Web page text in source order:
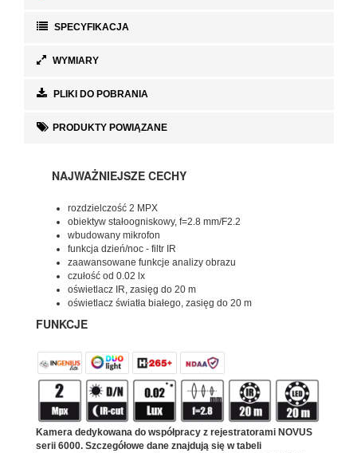
SPECYFIKACJA
WYMIARY
PLIKI DO POBRANIA
PRODUKTY POWIĄZANE
NAJWAŻNIEJSZE CECHY
rozdzielczość 2 MPX
obiektyw stałoogniskowy, f=2.8 mm/F2.2
wbudowany mikrofon
funkcja dzień/noc - filtr IR
zaawansowane funkcje analizy obrazu
czułość od 0.02 lx
oświetlacz IR, zasięg do 20 m
oświetlacz światła białego, zasięg do 20 m
FUNKCJE
Kamera dedykowana do współpracy z rejestratorami NOVUS
serii 6000. Szczegółowe dane znajdują się w tabeli